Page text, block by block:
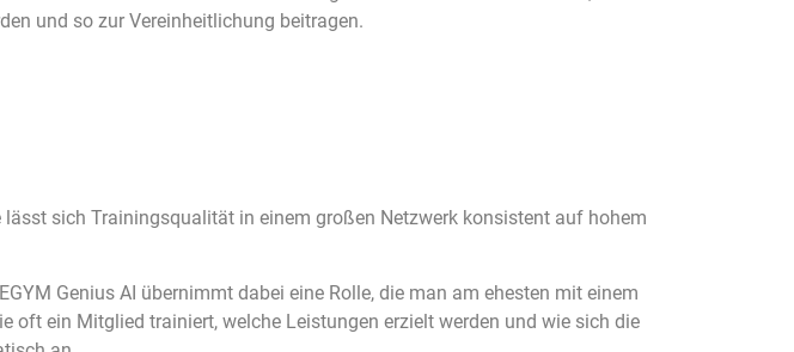
und so zur Vereinheitlichung beitragen.
sich Trainingsqualität in einem großen Netzwerk konsistent auf hohem
Genius AI übernimmt dabei eine Rolle, die man am ehesten mit einem
ein Mitglied trainiert, welche Leistungen erzielt werden und wie sich die